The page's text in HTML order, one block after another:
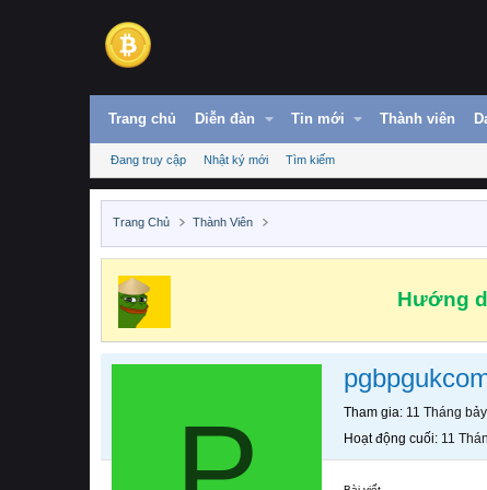
Trang chủ Diễn đàn Tin mới Thành viên
Đang truy cập Nhật ký mới Tìm kiếm
Trang Chủ Thành Viên
Hướng
Tham gia 11 Tháng
Hoạt động cuối 11